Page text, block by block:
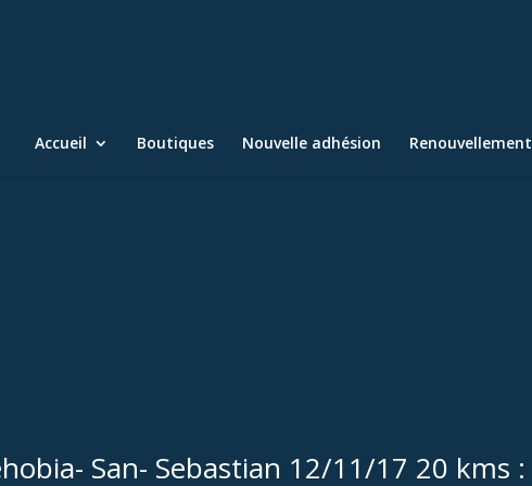
Accueil Boutiques Nouvelle adhésion Renouvellement
San- Sebastian 12/11/17 20 kms :